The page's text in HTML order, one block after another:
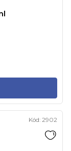
Kód: 2902